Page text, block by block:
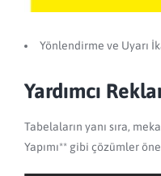
Yönlendirme ve Uyarı
Yardımcı
Tabelaların yanı sıra,
Yapımı** gibi çözümler